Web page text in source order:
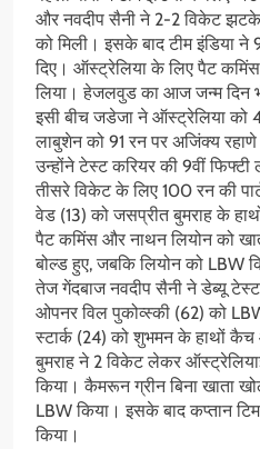
और नवदीप सैनी ने 2-2 विकेट
को मिली। इसके बाद टीम इंडिया ने
दिए। ऑस्ट्रेलिया के लिए पैट
लिया। हेजलवुड का आज जन्म दिन
इसी बीच जडेजा ने ऑस्ट्रेलिया को
लाबुशेन को 91 रन पर अजिंक्य
उन्होंने टेस्ट करियर की 9वीं
तीसरे विकेट के लिए 100 रन की
वेड (13) को जसप्रीत बुमराह के
पैट कमिंस और नाथन लियोन को
बोल्ड हुए, जबकि लियोन को LBW
तेज गेंदबाज नवदीप सैनी ने डेब्यू
ओपनर विल पुकोव्स्की (62) को
स्टार्क (24) को शुभमन के हाथों
बुमराह ने 2 विकेट लेकर
किया। कैमरून ग्रीन बिना खाता
LBW किया। इसके बाद कप्तान
किया।